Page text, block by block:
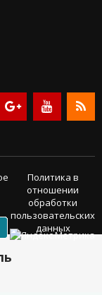
Политика в
отношении
обработки
пользовательских
данных